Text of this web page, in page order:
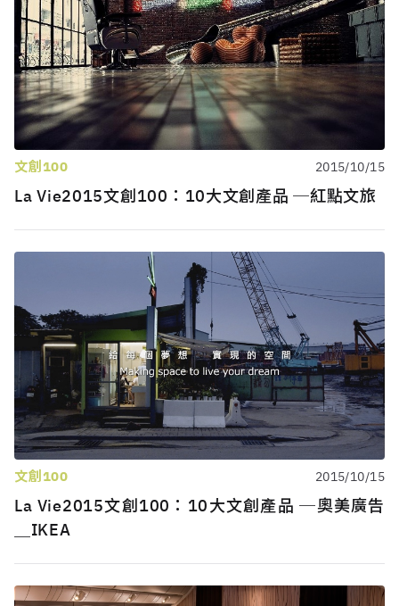
文創100 2015/10/15
La Vie2015文創100：10大文創產品 ─紅點文旅
文創100 2015/10/15
La Vie2015文創100：10大文創產品 ─奧美廣告
＿IKEA